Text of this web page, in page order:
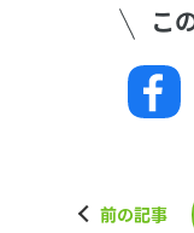
こ
前の記事